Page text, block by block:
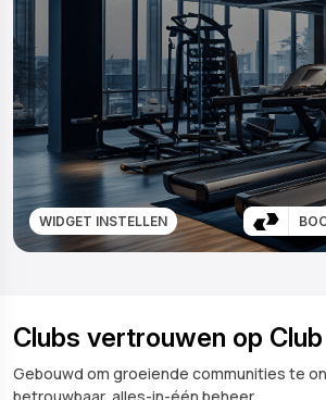
WIDGET INSTELLEN
Clubs vertrouwen op
Gebouwd om groeiende communities te